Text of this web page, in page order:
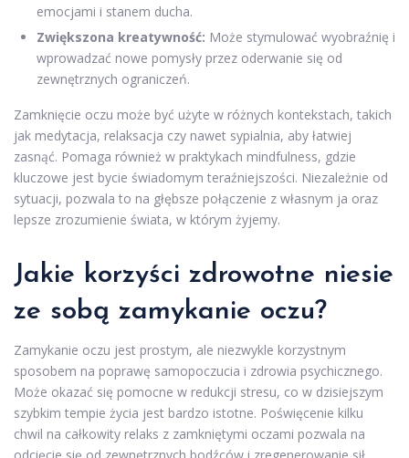
emocjami i stanem ducha.
Zwiększona kreatywność: Może stymulować wyobraźnię i
wprowadzać nowe pomysły przez oderwanie się od
zewnętrznych ograniczeń.
Zamknięcie oczu może być użyte w różnych kontekstach, takich
jak medytacja, relaksacja czy nawet sypialnia, aby łatwiej
zasnąć. Pomaga również w praktykach mindfulness, gdzie
kluczowe jest bycie świadomym teraźniejszości. Niezależnie od
sytuacji, pozwala to na głębsze połączenie z własnym ja oraz
lepsze zrozumienie świata, w którym żyjemy.
Jakie korzyści zdrowotne niesie
ze sobą zamykanie oczu?
Zamykanie oczu jest prostym, ale niezwykle korzystnym
sposobem na poprawę samopoczucia i zdrowia psychicznego.
Może okazać się pomocne w redukcji stresu, co w dzisiejszym
szybkim tempie życia jest bardzo istotne. Poświęcenie kilku
chwil na całkowity relaks z zamkniętymi oczami pozwala na
odcięcie się od zewnętrznych bodźców i zregenerowanie sił